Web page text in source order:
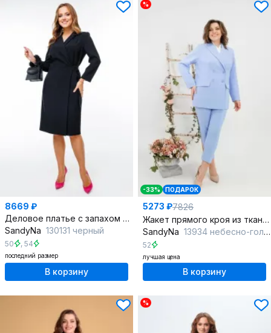
8669 ₽
Деловое платье с запахом на пояс и пиджачным воротником
SandyNa 130131 черный
50 , 54
последний размер
В корзину
%
-33% ПОДАРОК
5273 ₽7826
Жакет прямого кроя из ткани с рельефами и накладными карманами
SandyNa 13934 небесно-голубой
52
лучшая цена
В корзину
%